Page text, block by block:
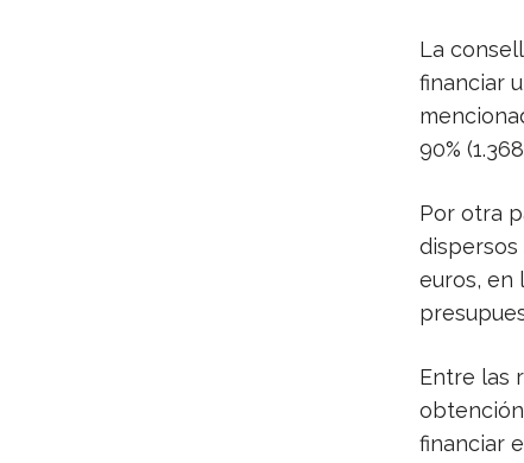
La
financiar
90%
Por otra
dispersos
euros, en
Entre las
financiar